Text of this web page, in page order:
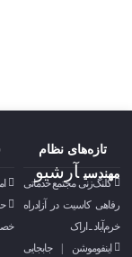
تازه‌های نظام
مهندسی آرشیو
کلنگ‌زنی مجتمع خدماتی
رفاهی کاسیت در آزادراه
خرم‌آباد ـ اراک
اینفوموشن | جابجایی